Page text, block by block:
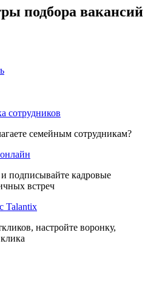
подбора вакансий
сотрудников
семейным сотрудникам?
подписывайте кадровые
встреч
Talantix
настройте воронку,